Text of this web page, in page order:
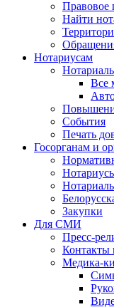
Правовое
Найти
Нотариусам
Все
События
Печать
Госорганам и
Закупки
Для СМИ
Пресс-
Контакты
Медика-